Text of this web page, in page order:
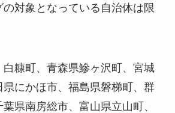
対象となっている自治体は限
糠町、青森県鰺ヶ沢町、宮城
県にかほ市、福島県磐梯町、群
県南房総市、富山県立山町、